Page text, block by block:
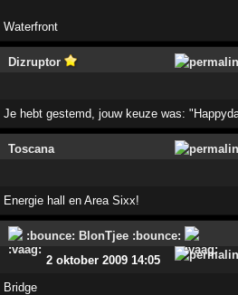
Waterfront
Dizruptor
Je hebt gestemd, jouw keuze was:
Toscana
Energie hall en Area Sixx!
:bounce: BlonTjee :bounce:
2 oktober 2009 14:05
Bridge